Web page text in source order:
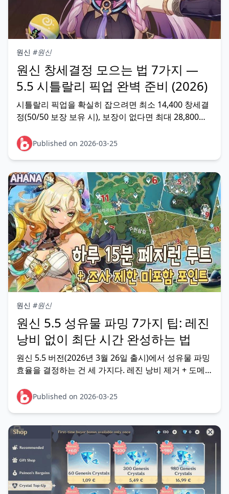
원신 #원신
원신 창세결정 모으는 법 7가지 —
5.5 시틀랄리 픽업 완벽 준비 (2026)
시틀랄리 픽업을 확실히 잡으려면 최소 14,400 창세결
정(50/50 보장 보유 시), 보장이 없다면 최대 28,800이
무과금 기준 약 11,930개 이상 확보 가능하다. 일일 의
뢰·나선 비경·이벤트·
Published on 2026-03-25
원신 #원신
원신 5.5 성유물 파밍 7가지 팁: 레진
낭비 없이 최단 시간 완성하는 법
원신 5.5 버전(2026년 3월 26일 출시)에서 성유물 파밍
효율을 결정하는 건 세 가지다. 레진 낭비 제거 + 도메
을 전략 없이 쓰면 3개월을 파밍해도 원하는 옵션이 안
나온다. 이 가이드는 무과금부터 중과
Published on 2026-03-25